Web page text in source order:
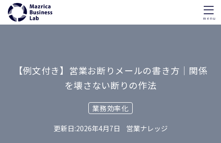
menu
【例文付き】営業お断りメールの書き方｜関係
を壊さない断りの作法
業務効率化
2026年4月7日 営業ナレッジ